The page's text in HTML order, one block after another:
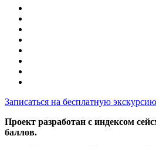
Записаться на бесплатную экскурсию
Проект разработан с индексом
баллов.